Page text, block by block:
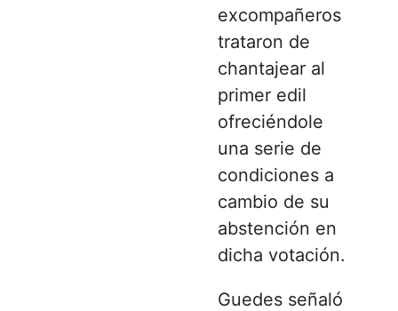
excompañeros
trataron de
chantajear al
primer edil
ofreciéndole
una serie de
condiciones a
cambio de su
abstención en
dicha votación.
Guedes señaló